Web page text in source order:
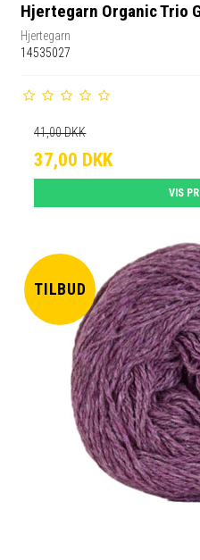
Hjertegarn Organic Trio
Hjertegarn
14535027
41,00 DKK
37,00 DKK
VIS
TILBUD